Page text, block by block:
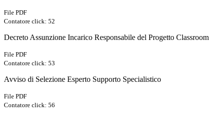
File PDF
Contatore click: 52
Decreto Assunzione Incarico Responsabile del Progetto Classroom
File PDF
Contatore click: 53
Avviso di Selezione Esperto Supporto Specialistico
File PDF
Contatore click: 56